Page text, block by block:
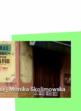
| Monika Skolimowska